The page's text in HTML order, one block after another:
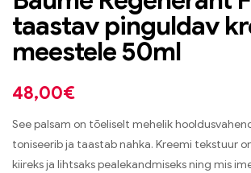
taastav pinguldav
meestele 50ml
48,00€
See palsam on tõeliselt mehelik
toniseerib ja taastab nahka. Kreemi tekstuur
kiireks ja lihtsaks pealekandmiseks ning mis